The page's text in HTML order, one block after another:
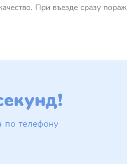
При въезде сразу
по телефону